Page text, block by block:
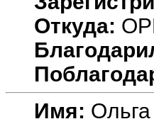
Откуда:
Имя: Ольга